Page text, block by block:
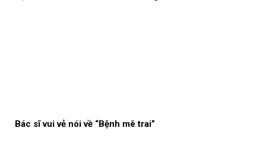
Bác sĩ vui vẻ nói về “Bệnh mê trai”